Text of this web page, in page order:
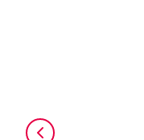
MBOX Individual